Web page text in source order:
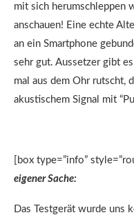
mit sich herumschleppen
anschauen! Eine echte
an ein Smartphone
sehr gut. Aussetzer gibt
mal aus dem Ohr rutscht,
akustischem Signal mit
[box type=”info”
eigener Sache:
Das Testgerät wurde uns